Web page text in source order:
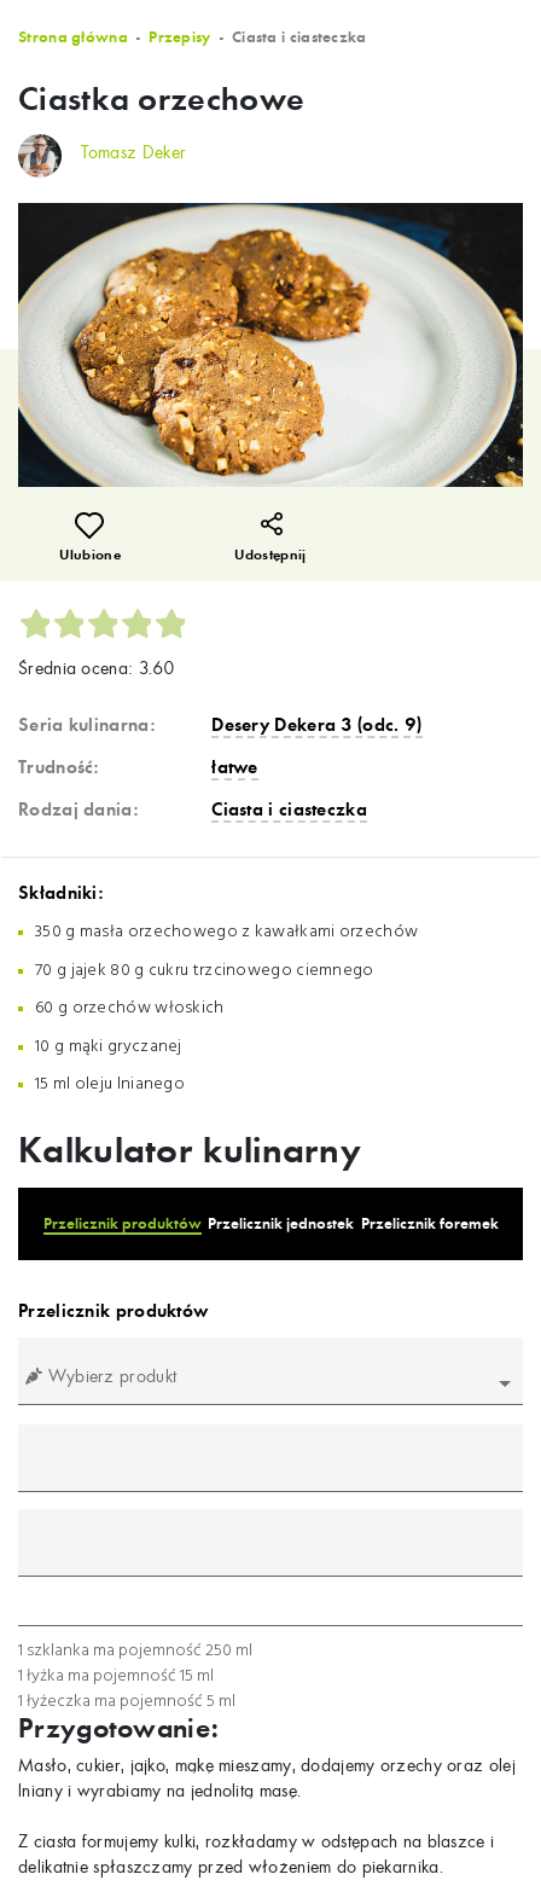
Strona główna Przepisy Ciasta i ciasteczka
Ciastka orzechowe
Tomasz Deker
Ulubione Udostępnij
Średnia ocena: 3.60
Seria kulinarna:
Desery Dekera 3 (odc. 9)
Trudność:
łatwe
Rodzaj dania:
Ciasta i ciasteczka
Składniki:
350 g masła orzechowego z kawałkami orzechów
70 g jajek 80 g cukru trzcinowego ciemnego
60 g orzechów włoskich
10 g mąki gryczanej
15 ml oleju lnianego
Kalkulator kulinarny
Przelicznik produktów Przelicznik jednostek Przelicznik foremek
Przelicznik produktów
Wybierz produkt
łyżeczka łyżka szklanka
1 szklanka ma pojemność 250 ml
1 łyżka ma pojemność 15 ml
1 łyżeczka ma pojemność 5 ml
Przygotowanie:
Masło, cukier, jajko, mąkę mieszamy, dodajemy orzechy oraz olej
lniany i wyrabiamy na jednolitą masę.
Z ciasta formujemy kulki, rozkładamy w odstępach na blaszce i
delikatnie spłaszczamy przed włożeniem do piekarnika.